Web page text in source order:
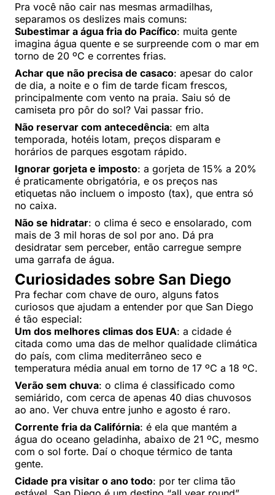
Pra você não cair nas mesmas armadilhas,
separamos os deslizes mais comuns:
Subestimar a água fria do Pacífico: muita gente
imagina água quente e se surpreende com o mar em
torno de 20 ºC e correntes frias.
Achar que não precisa de casaco: apesar do calor
de dia, a noite e o fim de tarde ficam frescos,
principalmente com vento na praia. Saiu só de
camiseta pro pôr do sol? Vai passar frio.
Não reservar com antecedência: em alta
temporada, hotéis lotam, preços disparam e
horários de parques esgotam rápido.
Ignorar gorjeta e imposto: a gorjeta de 15% a 20%
é praticamente obrigatória, e os preços nas
etiquetas não incluem o imposto (tax), que entra só
no caixa.
Não se hidratar: o clima é seco e ensolarado, com
mais de 3 mil horas de sol por ano. Dá pra
desidratar sem perceber, então carregue sempre
uma garrafa de água.
Curiosidades sobre San Diego
Pra fechar com chave de ouro, alguns fatos
curiosos que ajudam a entender por que San Diego
é tão especial:
Um dos melhores climas dos EUA: a cidade é
citada como uma das de melhor qualidade climática
do país, com clima mediterrâneo seco e
temperatura média anual em torno de 17 ºC a 18 ºC.
Verão sem chuva: o clima é classificado como
semiárido, com cerca de apenas 40 dias chuvosos
ao ano. Ver chuva entre junho e agosto é raro.
Corrente fria da Califórnia: é ela que mantém a
água do oceano geladinha, abaixo de 21 ºC, mesmo
com o sol forte. Daí o choque térmico de tanta
gente.
Cidade pra visitar o ano todo: por ter clima tão